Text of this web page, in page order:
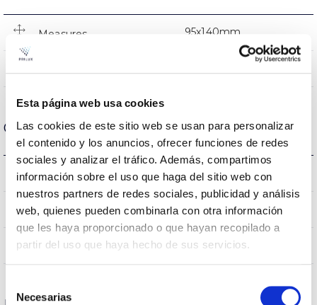
Esta página web usa cookies
Las cookies de este sitio web se usan para personalizar
el contenido y los anuncios, ofrecer funciones de redes
sociales y analizar el tráfico. Además, compartimos
información sobre el uso que haga del sitio web con
nuestros partners de redes sociales, publicidad y análisis
web, quienes pueden combinarla con otra información
que les haya proporcionado o que hayan recopilado a
partir del uso que haya hecho de sus servicios.
de Necesarias
Measures 95x140mm
Linkable
Optical data
Colour temperature 4.000K
CRI Colour rendering index >80
Opening angle